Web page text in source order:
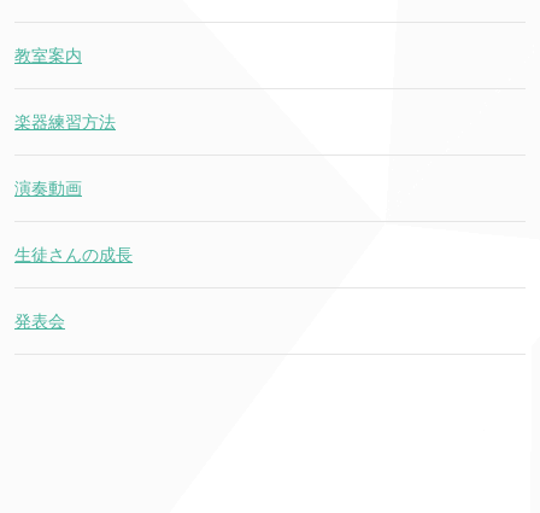
教室案内
楽器練習方法
演奏動画
生徒さんの成長
発表会